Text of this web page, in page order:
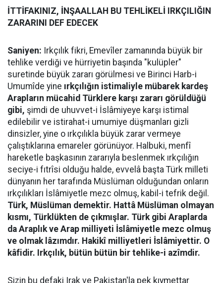
İTTİFAKINIZ, İNŞAALLAH BU TEHLİKELİ IRKÇILIĞIN
ZARARINI DEF EDECEK
Saniyen: Irkçılık fikri, Emevîler zamanında büyük bir
tehlike verdiği ve hürriyetin başında "kulüpler"
suretinde büyük zararı görülmesi ve Birinci Harb-i
Umumîde yine ırkçılığın istimaliyle mübarek kardeş
Arapların mücahid Türklere karşı zararı görüldüğü
gibi, şimdi de uhuvvet-i İslâmiyeye karşı istimal
edilebilir ve istirahat-i umumiye düşmanları gizli
dinsizler, yine o ırkçılıkla büyük zarar vermeye
çalıştıklarına emareler görünüyor. Halbuki, menfî
hareketle başkasının zararıyla beslenmek ırkçılığın
seciye-i fıtrîsi olduğu halde, evvelâ başta Türk milleti
dünyanın her tarafında Müslüman olduğundan onların
ırkçılıkları İslâmiyetle mezc olmuş, kabil-i tefrik değil.
Türk, Müslüman demektir. Hattâ Müslüman olmayan
kısmı, Türklükten de çıkmışlar. Türk gibi Araplarda
da Araplık ve Arap milliyeti İslâmiyetle mezc olmuş
ve olmak lâzımdır. Hakikî milliyetleri İslâmiyettir. O
kâfidir. Irkçılık, bütün bütün bir tehlike-i azîmdir.
Sizin bu defaki Irak ve Pakistan'la pek kıymettar